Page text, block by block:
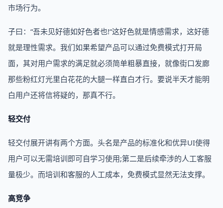
市场行为。
子曰：“吾未见好德如好色者也!“这好色就是情感需求，这好德
就是理性需求。我们如果希望产品可以通过免费模式打开局
面，其对用户需求的满足就必须简单粗暴直接，就像街口发廊
那些粉红灯光里白花花的大腿一样直白才行。要说半天才能明
白用户还将信将疑的，那真不行。
轻交付
轻交付展开讲有两个方面。头名是产品的标准化和优异UI使得
用户可以无需培训即可自学习使用;第二是后续牵涉的人工客服
量极少。而培训和客服的人工成本，免费模式显然无法支撑。
高竞争